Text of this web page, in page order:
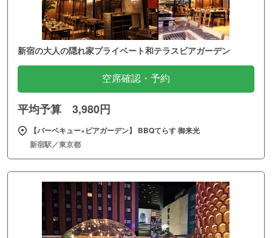
新宿の大人の隠れ家プライベート和テラスビアガーデン
空席確認・予約
平均予算 3,980円
【バーベキュー×ビアガーデン】 BBQてらす 御来光
新宿駅／東京都